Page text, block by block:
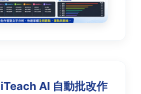
AI 自動批改作